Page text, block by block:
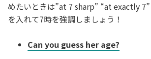
めたいときは”at 7 sharp” “at exactly
を入れて7時を強調しましょう！
Can you guess her age?